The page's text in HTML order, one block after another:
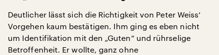
Deutlicher lässt sich die Richtigkeit von Peter Weiss‘
Vorgehen kaum bestätigen. Ihm ging es eben nicht
um Identifikation mit den „Guten“ und rührselige
Betroffenheit. Er wollte, ganz ohne